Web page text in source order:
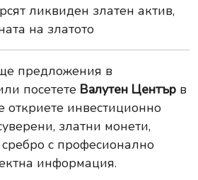
ликвиден златен актив,
на златото
предложения в
посетете Валутен Център в
инвестиционно
златни монети,
с професионално
информация.